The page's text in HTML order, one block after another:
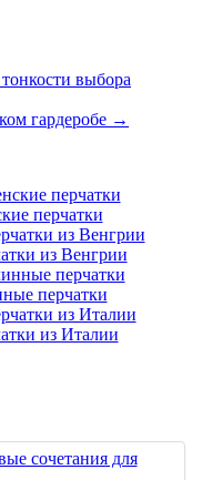
выбора
гардеробе →
перчатки
из Венгрии
перчатки
из Италии